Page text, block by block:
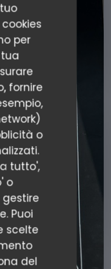
per
fornire
o
tutto',
o
gestire
Puoi
scelte
del